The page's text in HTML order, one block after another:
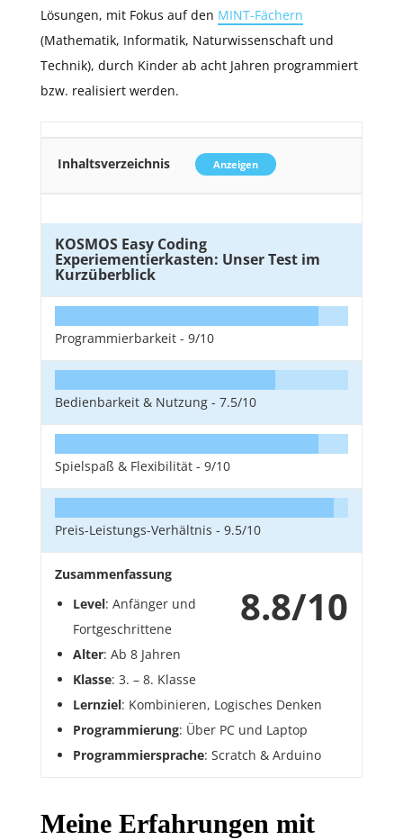
Lösungen, mit Fokus auf den MINT-Fächern
(Mathematik, Informatik, Naturwissenschaft und
Technik), durch Kinder ab acht Jahren programmiert
bzw. realisiert werden.
Inhaltsverzeichnis Anzeigen
KOSMOS Easy Coding
Experiementierkasten: Unser Test im
Kurzüberblick
Programmierbarkeit - 9/10
Bedienbarkeit & Nutzung - 7.5/10
Spielspaß & Flexibilität - 9/10
Preis-Leistungs-Verhältnis - 9.5/10
8.8/10
Zusammenfassung
Level: Anfänger und
Fortgeschrittene
Alter: Ab 8 Jahren
Klasse: 3. – 8. Klasse
Lernziel: Kombinieren, Logisches Denken
Programmierung: Über PC und Laptop
Programmiersprache: Scratch & Arduino
Meine Erfahrungen mit